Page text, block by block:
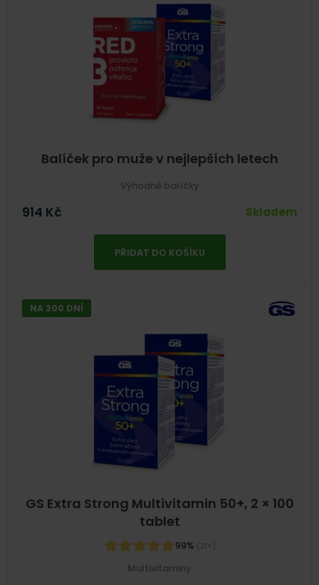
Balíček pro muže v nejlepších letech
Výhodné balíčky
914 Kč Skladem
PŘIDAT DO KOŠÍKU
GS Extra Strong Multivitamin 50+, 2 × 100
tablet
99% (21×)
NA 200 DNÍ
Multivitaminy